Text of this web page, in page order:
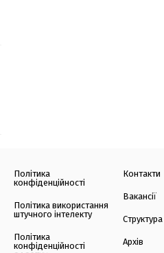
Політика
конфіденційності
Політика використання
штучного інтелекту
Політика
конфіденційності
Контакти
Вакансії
Архів